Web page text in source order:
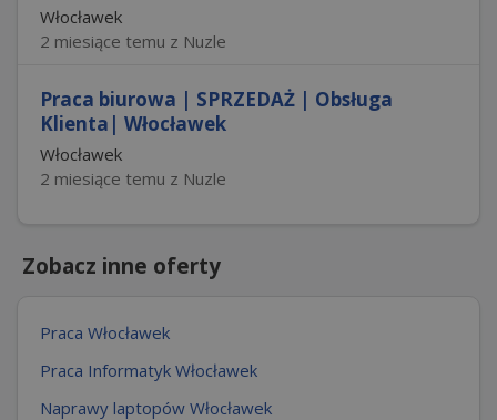
Włocławek
2 miesiące temu z Nuzle
Praca biurowa | SPRZEDAŻ | Obsługa
Klienta| Włocławek
Włocławek
2 miesiące temu z Nuzle
Zobacz inne oferty
Praca Włocławek
Praca Informatyk Włocławek
Naprawy laptopów Włocławek